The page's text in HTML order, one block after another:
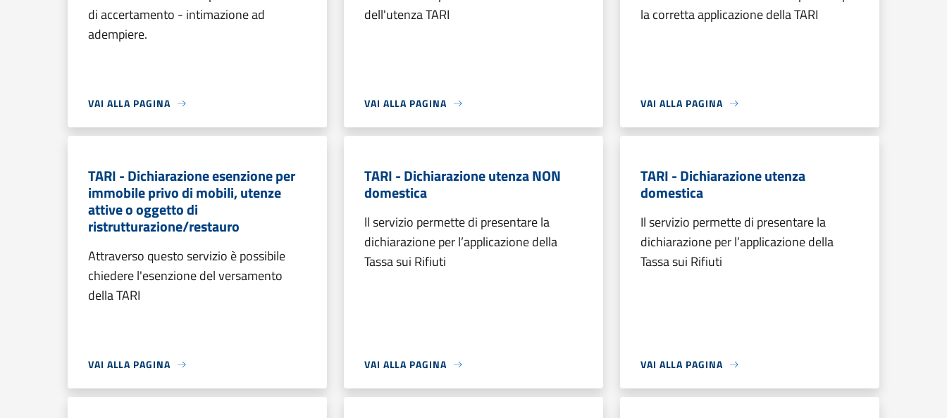
di accertamento - intimazione ad
adempiere.
VAI ALLA PAGINA
dell'utenza TARI
VAI ALLA PAGINA
la corretta applicazione della TARI
VAI ALLA PAGINA
TARI - Dichiarazione esenzione per
immobile privo di mobili, utenze
attive o oggetto di
ristrutturazione/restauro
Attraverso questo servizio è possibile
chiedere l'esenzione del versamento
della TARI
VAI ALLA PAGINA
TARI - Dichiarazione utenza NON
domestica
ll servizio permette di presentare la
dichiarazione per l’applicazione della
Tassa sui Rifiuti
VAI ALLA PAGINA
TARI - Dichiarazione utenza
domestica
Il servizio permette di presentare la
dichiarazione per l’applicazione della
Tassa sui Rifiuti
VAI ALLA PAGINA